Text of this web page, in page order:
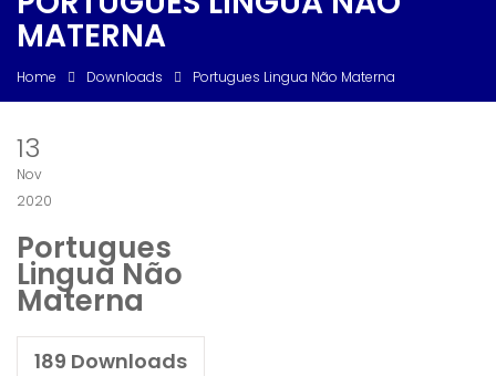
MATERNA
Home Downloads Portugues Lingua Não Materna
13
Nov
2020
Portugues
Lingua Não
Materna
189 Downloads